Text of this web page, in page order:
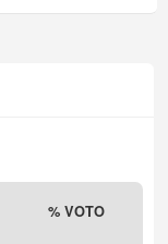
Highcharts.com
% VOTO